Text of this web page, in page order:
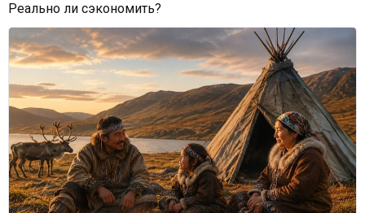
Реально ли сэкономить?